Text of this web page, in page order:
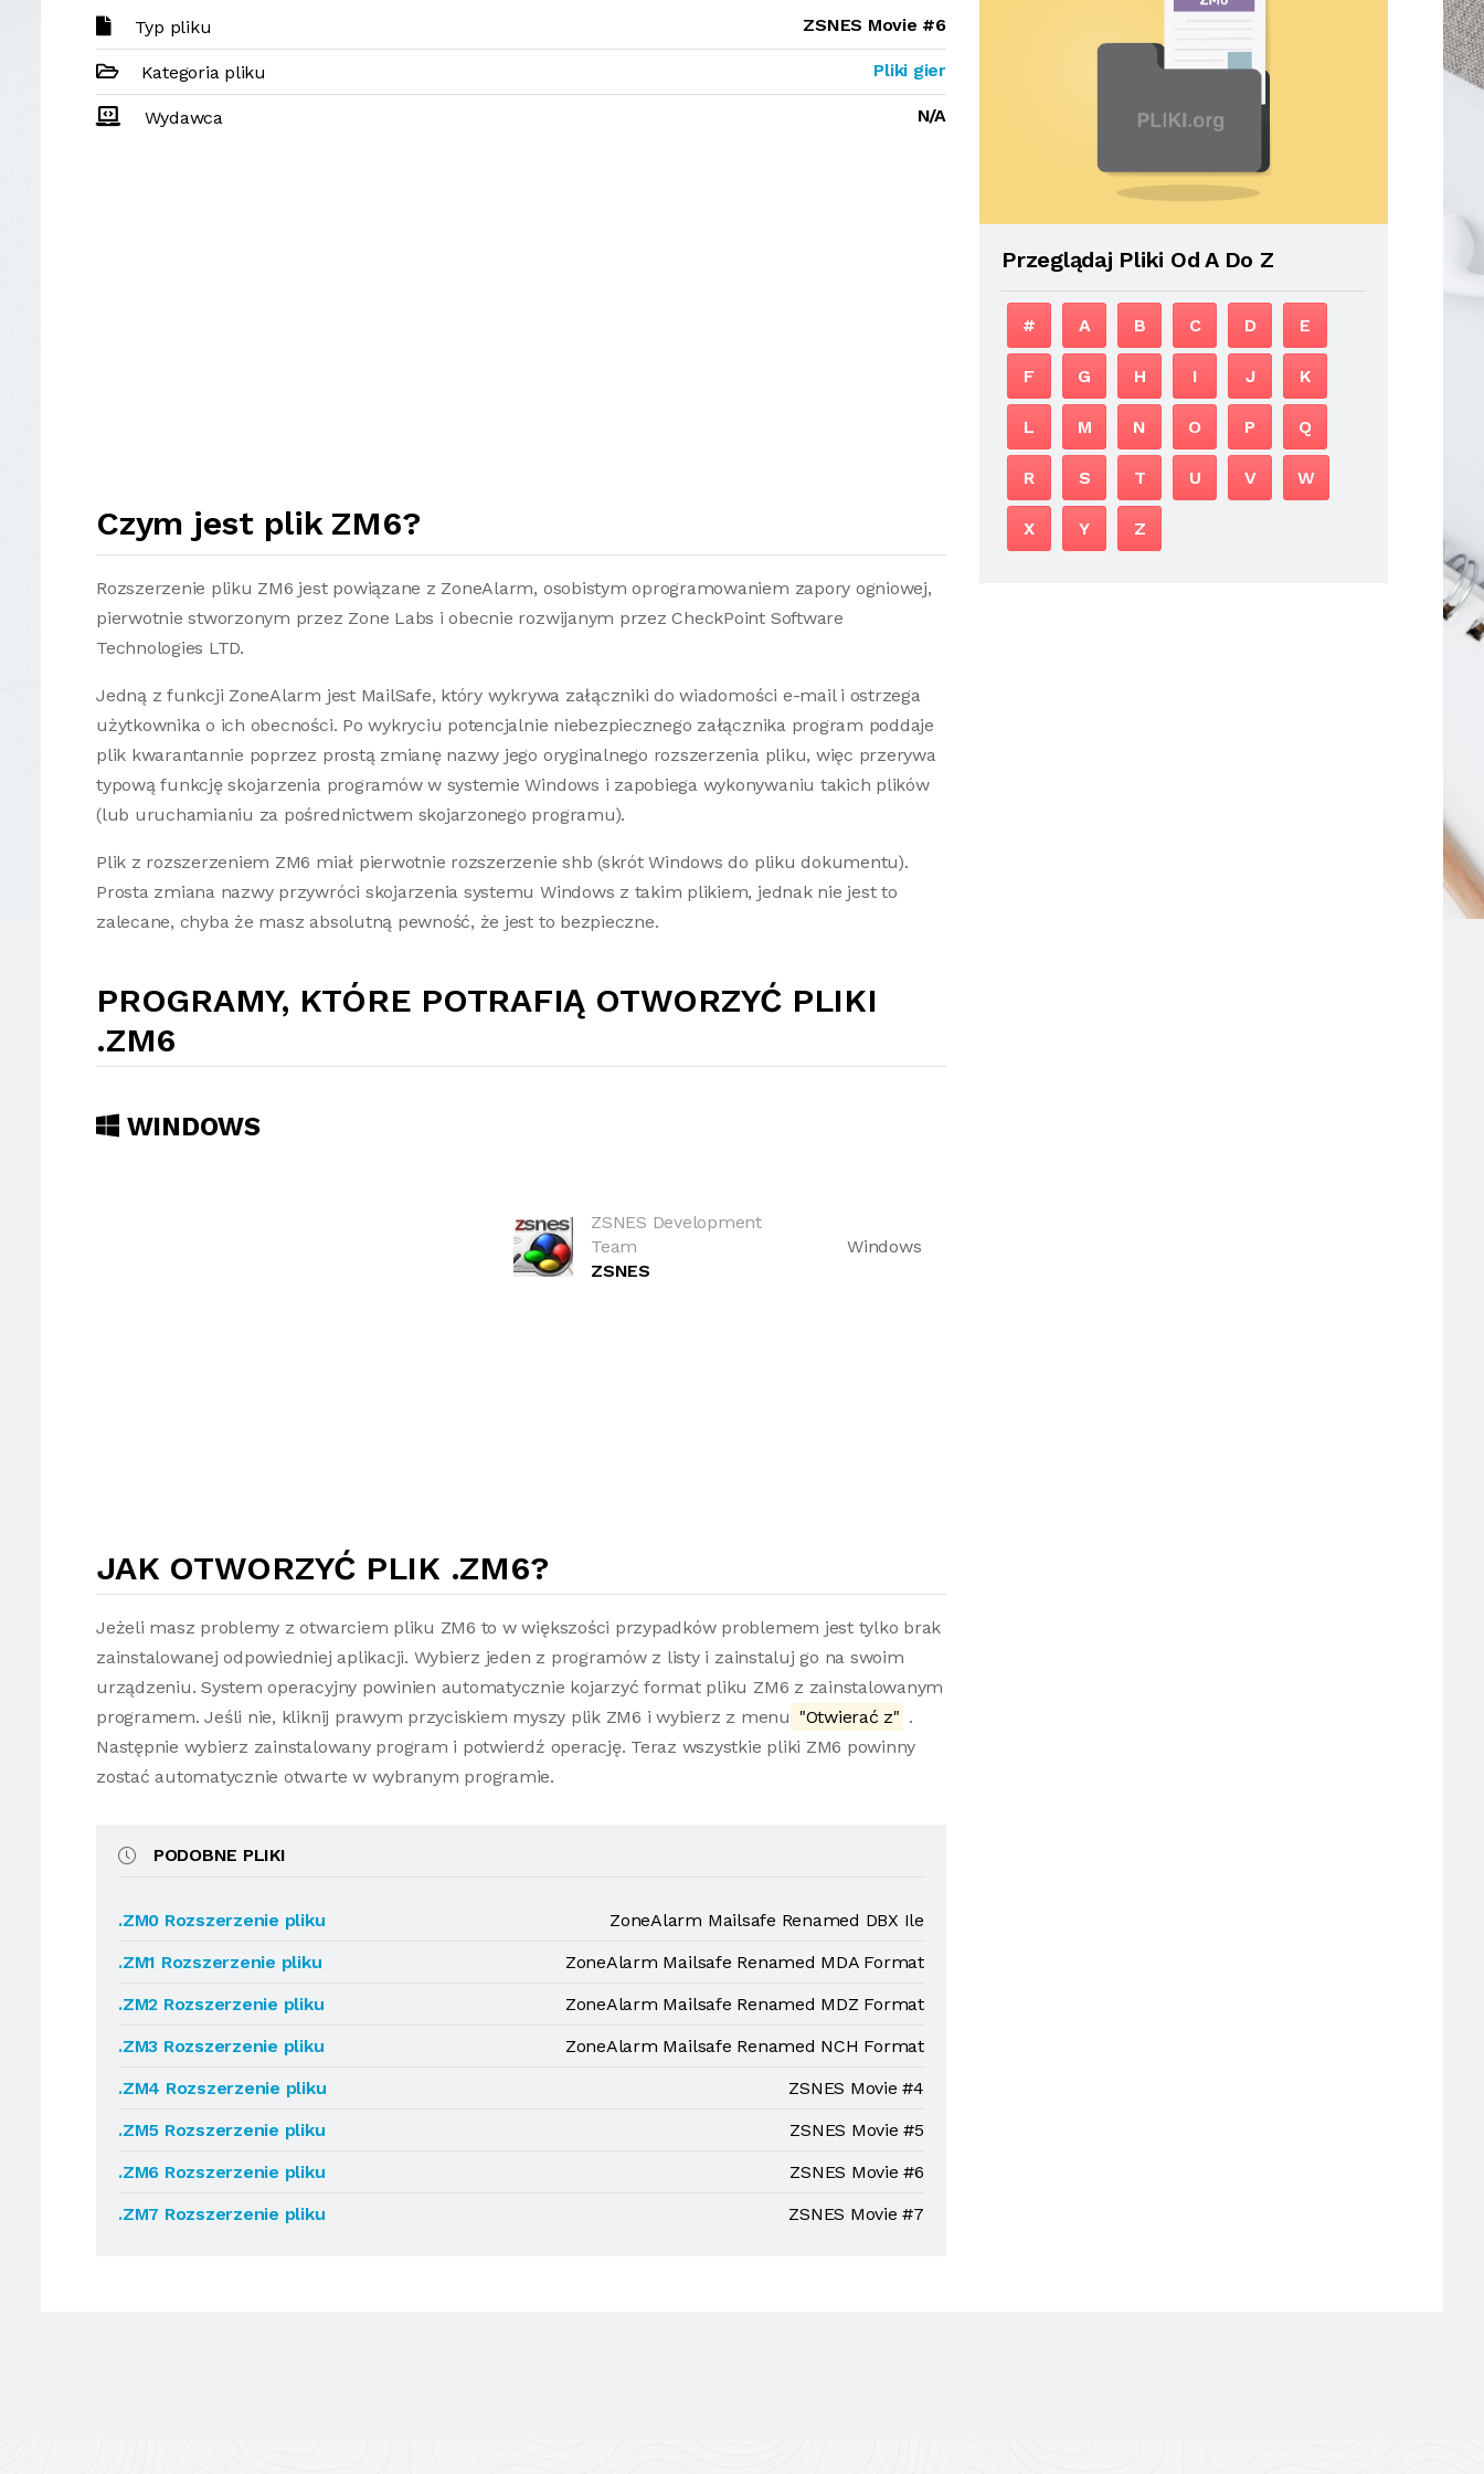
Typ pliku ZSNES Movie #6
Kategoria pliku Pliki gier
Wydawca N/A
Czym jest plik ZM6?
Rozszerzenie pliku ZM6 jest powiązane z ZoneAlarm, osobistym oprogramowaniem zapory ogniowej,
pierwotnie stworzonym przez Zone Labs i obecnie rozwijanym przez CheckPoint Software
Technologies LTD.
Jedną z funkcji ZoneAlarm jest MailSafe, który wykrywa załączniki do wiadomości e-mail i ostrzega
użytkownika o ich obecności. Po wykryciu potencjalnie niebezpiecznego załącznika program poddaje
plik kwarantannie poprzez prostą zmianę nazwy jego oryginalnego rozszerzenia pliku, więc przerywa
typową funkcję skojarzenia programów w systemie Windows i zapobiega wykonywaniu takich plików
(lub uruchamianiu za pośrednictwem skojarzonego programu).
Plik z rozszerzeniem ZM6 miał pierwotnie rozszerzenie shb (skrót Windows do pliku dokumentu).
Prosta zmiana nazwy przywróci skojarzenia systemu Windows z takim plikiem, jednak nie jest to
zalecane, chyba że masz absolutną pewność, że jest to bezpieczne.
PROGRAMY, KTÓRE POTRAFIĄ OTWORZYĆ PLIKI
.ZM6
WINDOWS
ZSNES Development
Team
ZSNES
Windows
JAK OTWORZYĆ PLIK .ZM6?
Jeżeli masz problemy z otwarciem pliku ZM6 to w większości przypadków problemem jest tylko brak
zainstalowanej odpowiedniej aplikacji. Wybierz jeden z programów z listy i zainstaluj go na swoim
urządzeniu. System operacyjny powinien automatycznie kojarzyć format pliku ZM6 z zainstalowanym
programem. Jeśli nie, kliknij prawym przyciskiem myszy plik ZM6 i wybierz z menu "Otwierać z" .
Następnie wybierz zainstalowany program i potwierdź operację. Teraz wszystkie pliki ZM6 powinny
zostać automatycznie otwarte w wybranym programie.
PODOBNE PLIKI
.ZM0 Rozszerzenie pliku
ZoneAlarm Mailsafe Renamed DBX Ile
.ZM1 Rozszerzenie pliku
ZoneAlarm Mailsafe Renamed MDA Format
.ZM2 Rozszerzenie pliku
ZoneAlarm Mailsafe Renamed MDZ Format
.ZM3 Rozszerzenie pliku
ZoneAlarm Mailsafe Renamed NCH Format
.ZM4 Rozszerzenie pliku
ZSNES Movie #4
.ZM5 Rozszerzenie pliku
ZSNES Movie #5
.ZM6 Rozszerzenie pliku
ZSNES Movie #6
.ZM7 Rozszerzenie pliku
ZSNES Movie #7
Przeglądaj Pliki Od A Do Z
# A B C D E
F G H I J K
L M N O P Q
R S T U V W
X Y Z